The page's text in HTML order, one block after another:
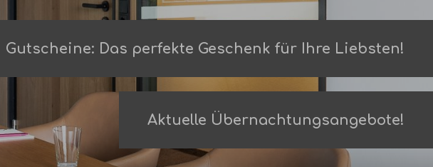
Gutscheine: Das perfekte Geschenk für Ihre Liebsten!
Aktuelle Übernachtungsangebote!